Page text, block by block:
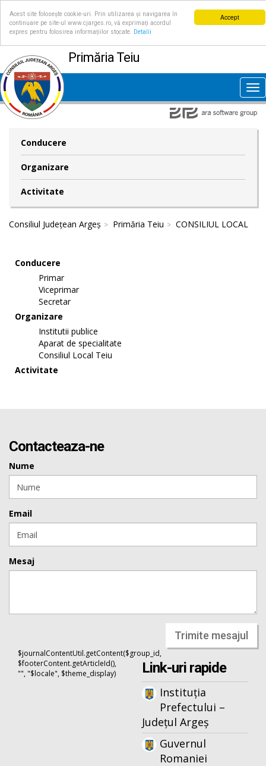
Accept
Acest site folosește cookie-uri. Prin utilizarea și navigarea în
continuare pe site-ul www.cjarges.ro, vă exprimați acordul
expres pentru folosirea informațiilor stocate.
Detalii
Primăria Teiu
Conducere
Organizare
Activitate
Consiliul Județean Argeș Primăria Teiu CONSILIUL LOCAL
Conducere
Primar
Viceprimar
Secretar
Organizare
Institutii publice
Aparat de specialitate
Consiliul Local Teiu
Activitate
Contacteaza-ne
Nume
Email
Mesaj
Trimite mesajul
$journalContentUtil.getContent($group_id,
$footerContent.getArticleId(),
"", "$locale", $theme_display)
Link-uri rapide
Instituția
Prefectului –
Județul Argeș
Guvernul
Romaniei